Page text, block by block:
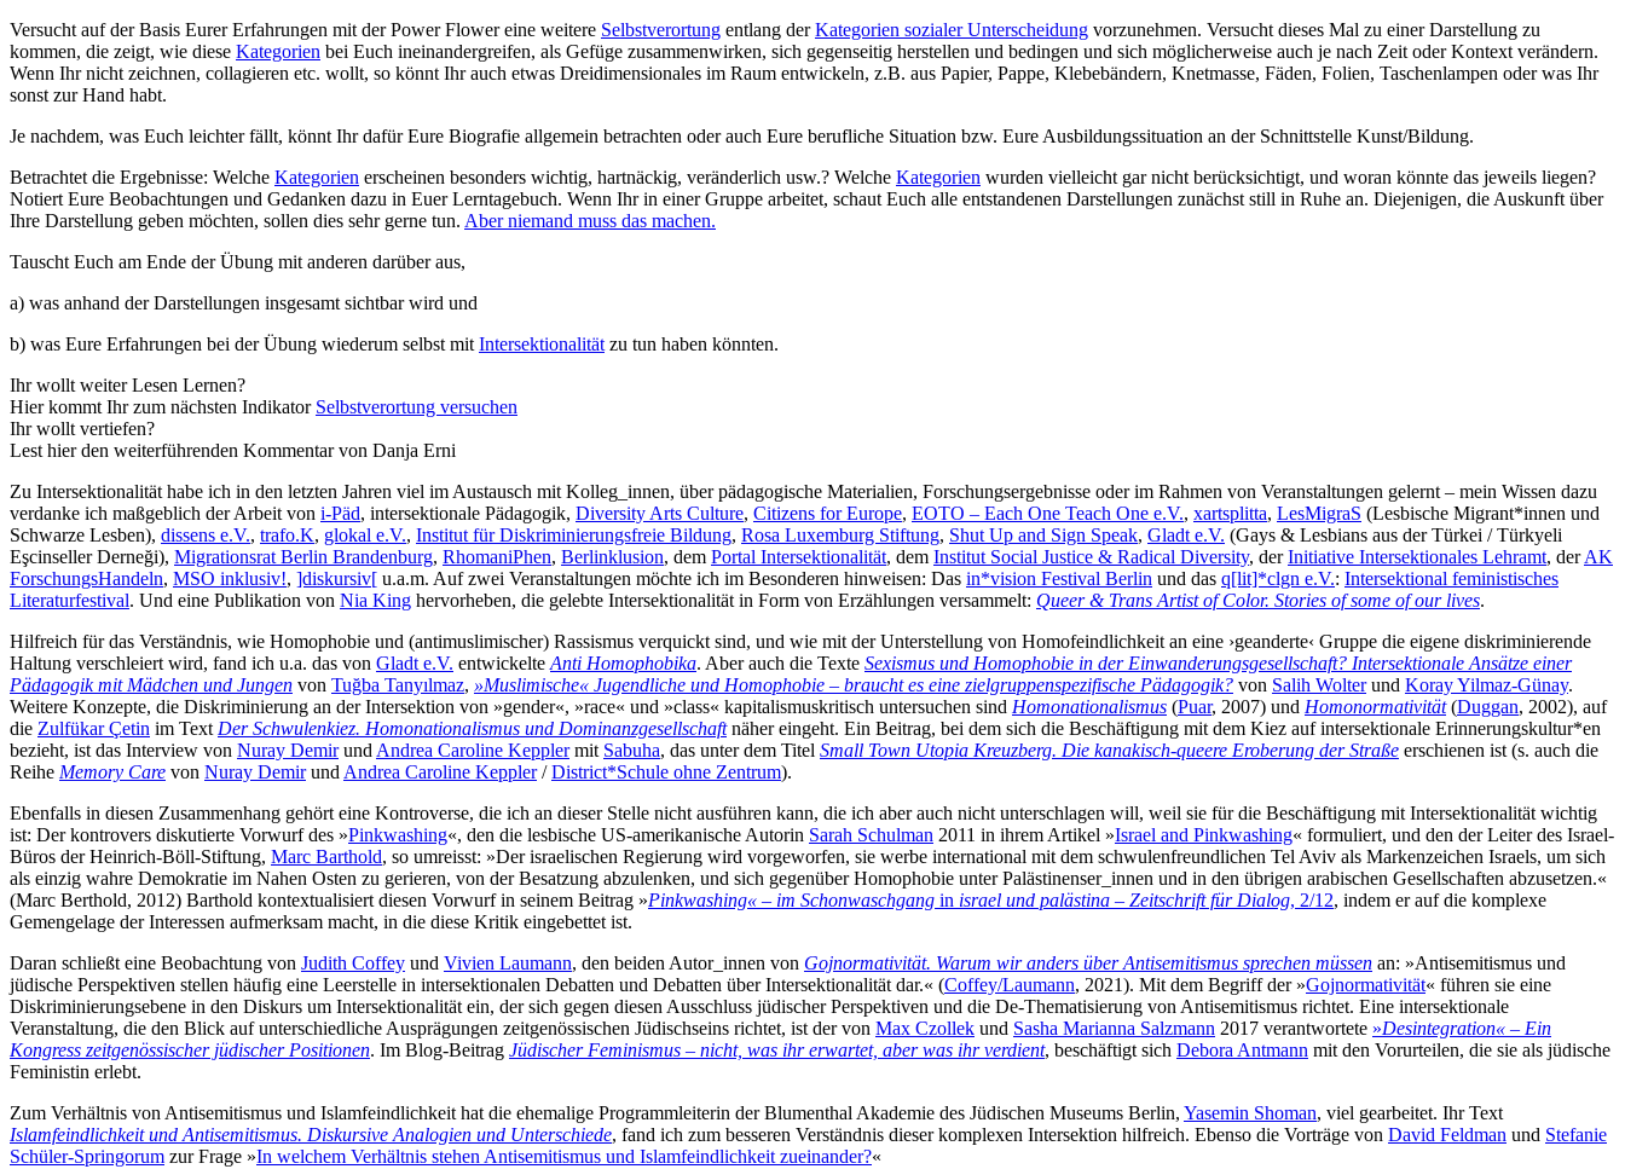
Versucht auf der Basis Eurer Erfahrungen mit der Power Flower eine weitere Selbstverortung entlang derKategorien sozialer Unterscheidung vorzunehmen. Versucht dieses Mal zu einer Darstellung zu
kommen, die zeigt, wie diese Kategorien bei Euch ineinandergreifen, als Gefüge zusammenwirken, sich gegenseitig herstellen und bedingen und sich möglicherweise auch je nach Zeit oder Kontext verändern.
Wenn Ihr nicht zeichnen, collagieren etc. wollt, so könnt Ihr auch etwas Dreidimensionales im Raum entwickeln, z.B. aus Papier, Pappe, Klebebändern, Knetmasse, Fäden, Folien, Taschenlampen oder was Ihr
sonst zur Hand habt.
Je nachdem, was Euch leichter fällt, könnt Ihr dafür Eure Biografie allgemein betrachten oder auch Eure berufliche Situation bzw. Eure Ausbildungssituation an der Schnittstelle Kunst/Bildung.
Betrachtet die Ergebnisse: Welche Kategorien erscheinen besonders wichtig, hartnäckig, veränderlich usw.? Welche Kategorien wurden vielleicht gar nicht berücksichtigt, und woran könnte das jeweils liegen?
Notiert Eure Beobachtungen und Gedanken dazu in Euer Lerntagebuch. Wenn Ihr in einer Gruppe arbeitet, schaut Euch alle entstandenen Darstellungen zunächst still in Ruhe an. Diejenigen, die Auskunft über
Ihre Darstellung geben möchten, sollen dies sehr gerne tun. Aber niemand muss das machen.
Tauscht Euch am Ende der Übung mit anderen darüber aus,
a) was anhand der Darstellungen insgesamt sichtbar wird und
b) was Eure Erfahrungen bei der Übung wiederum selbst mit Intersektionalität zu tun haben könnten.
Ihr wollt weiter Lesen Lernen?
Hier kommt Ihr zum nächsten Indikator Selbstverortung versuchen
Ihr wollt vertiefen?
Lest hier den weiterführenden Kommentar von Danja Erni
Zu Intersektionalität habe ich in den letzten Jahren viel im Austausch mit Kolleg_innen, über pädagogische Materialien, Forschungsergebnisse oder im Rahmen von Veranstaltungen gelernt – mein Wissen dazu
verdanke ich maßgeblich der Arbeit von i-Päd, intersektionale Pädagogik, Diversity Arts Culture, Citizens for Europe, EOTO – Each One Teach One e.V., xartsplitta, LesMigraS (Lesbische Migrant*innen und
Schwarze Lesben), dissens e.V., trafo.K, glokal e.V., Institut für Diskriminierungsfreie Bildung, Rosa Luxemburg Stiftung, Shut Up and Sign Speak, Gladt e.V. (Gays & Lesbians aus der Türkei / Türkyeli
Eşcinseller Derneği), Migrationsrat Berlin Brandenburg, RhomaniPhen, Berlinklusion, dem Portal Intersektionalität, dem Institut Social Justice & Radical Diversity, derInitiative Intersektionales Lehramt, derAK
ForschungsHandeln, MSO inklusiv!, ]diskursiv[ u.a.m. Auf zwei Veranstaltungen möchte ich im Besonderen hinweisen: Das in*vision Festival Berlin und das q[lit]*clgn e.V.: Intersektional feministisches
Literaturfestival. Und eine Publikation von Nia King hervorheben, die gelebte Intersektionalität in Form von Erzählungen versammelt: Queer & Trans Artist of Color. Stories of some of our lives.
Hilfreich für das Verständnis, wie Homophobie und (antimuslimischer) Rassismus verquickt sind, und wie mit der Unterstellung von Homofeindlichkeit an eine ›geanderte‹ Gruppe die eigene diskriminierende
Haltung verschleiert wird, fand ich u.a. das von Gladt e.V. entwickelte Anti Homophobika. Aber auch die Texte Sexismus und Homophobie in der Einwanderungsgesellschaft? Intersektionale Ansätze einer
Pädagogik mit Mädchen und Jungen von Tuğba Tanyılmaz, »Muslimische« Jugendliche und Homophobie – braucht es eine zielgruppenspezifische Pädagogik? von Salih Wolterund Koray Yilmaz-Günay.
Weitere Konzepte, die Diskriminierung an der Intersektion von »gender«, »race« und »class« kapitalismuskritisch untersuchen sind Homonationalismus (Puar, 2007) und Homonormativität(Duggan, 2002), auf
die Zulfükar Çetin im Text Der Schwulenkiez. Homonationalismus und Dominanzgesellschaftnäher eingeht. Ein Beitrag, bei dem sich die Beschäftigung mit dem Kiez auf intersektionale Erinnerungskultur*en
bezieht, ist das Interview von Nuray Demirund Andrea Caroline Kepplermit Sabuha, das unter dem Titel Small Town Utopia Kreuzberg. Die kanakisch-queere Eroberung der Straße erschienen ist (s. auch die
Reihe Memory Care von Nuray Demirund Andrea Caroline Keppler/District*Schule ohne Zentrum).
Ebenfalls in diesen Zusammenhang gehört eine Kontroverse, die ich an dieser Stelle nicht ausführen kann, die ich aber auch nicht unterschlagen will, weil sie für die Beschäftigung mit Intersektionalität wichtig
ist: Der kontrovers diskutierte Vorwurf des »Pinkwashing«, den die lesbische US-amerikanische Autorin Sarah Schulman 2011 in ihrem Artikel »Israel and Pinkwashing« formuliert, und den der Leiter des Israel-
Büros der Heinrich-Böll-Stiftung, Marc Barthold, so umreisst: »Der israelischen Regierung wird vorgeworfen, sie werbe international mit dem schwulenfreundlichen Tel Aviv als Markenzeichen Israels, um sich
als einzig wahre Demokratie im Nahen Osten zu gerieren, von der Besatzung abzulenken, und sich gegenüber Homophobie unter Palästinenser_innen und in den übrigen arabischen Gesellschaften abzusetzen.«
(Marc Berthold, 2012) Barthold kontextualisiert diesen Vorwurf in seinem Beitrag »Pinkwashing« – im Schonwaschgang in israel und palästina – Zeitschrift für Dialog, 2/12, indem er auf die komplexe
Gemengelage der Interessen aufmerksam macht, in die diese Kritik eingebettet ist.
Daran schließt eine Beobachtung von Judith Coffey und Vivien Laumann, den beiden Autor_innen von Gojnormativität. Warum wir anders über Antisemitismus sprechen müssen an: »Antisemitismus und
jüdische Perspektiven stellen häufig eine Leerstelle in intersektionalen Debatten und Debatten über Intersektionalität dar.« (Coffey/Laumann, 2021). Mit dem Begriff der »Gojnormativität« führen sie eine
Diskriminierungsebene in den Diskurs um Intersektionalität ein, der sich gegen diesen Ausschluss jüdischer Perspektiven und die De-Thematisierung von Antisemitismus richtet. Eine intersektionale
Veranstaltung, die den Blick auf unterschiedliche Ausprägungen zeitgenössischen Jüdischseins richtet, ist der von Max Czollek und Sasha Marianna Salzmann 2017 verantwortete »Desintegration« – Ein
Kongress zeitgenössischer jüdischer Positionen. Im Blog-Beitrag Jüdischer Feminismus – nicht, was ihr erwartet, aber was ihr verdient, beschäftigt sich Debora Antmann mit den Vorurteilen, die sie als jüdische
Feministin erlebt.
Zum Verhältnis von Antisemitismus und Islamfeindlichkeit hat die ehemalige Programmleiterin der Blumenthal Akademie des Jüdischen Museums Berlin, Yasemin Shoman, viel gearbeitet. Ihr Text
Islamfeindlichkeit und Antisemitismus. Diskursive Analogien und Unterschiede, fand ich zum besseren Verständnis dieser komplexen Intersektion hilfreich. Ebenso die Vorträge von David Feldman und Stefanie
Schüler-Springorum zur Frage »In welchem Verhältnis stehen Antisemitismus und Islamfeindlichkeit zueinander?«